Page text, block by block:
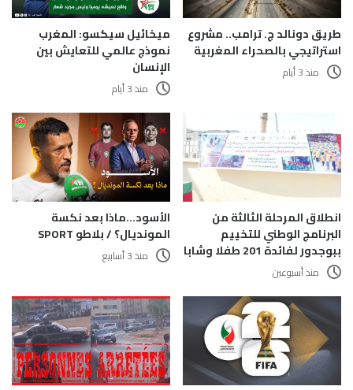
طريق دونالد ج. ترامب.. مشروع
استراتيجي بالصحراء المغربية
منذ 3 أيام
ميخائيل سيكسو: المغرب
نموذج عالمي للتعايش بين
الإنسان
منذ 3 أيام
انطلاق المرحلة الثالثة من
البرنامج الوطني للتخييم
ببوجدور لفائدة 201 طفلا وشابا
منذ أسبوعين
الأسود…ماذا بعد نكسة
المونديال؟ / بلاطو SPORT
منذ 3 أسابيع